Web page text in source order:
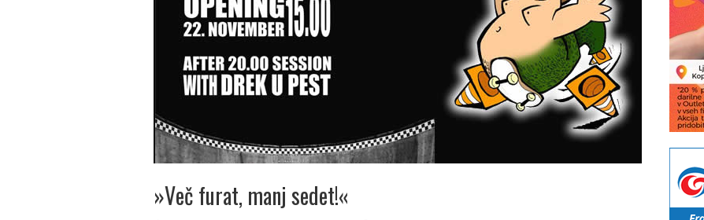
»Več furat, manj sedet!«